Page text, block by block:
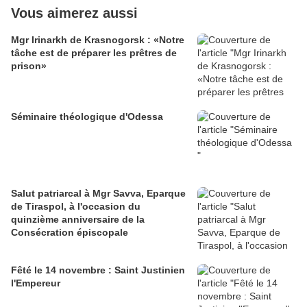
Vous aimerez aussi
Mgr Irinarkh de Krasnogorsk : «Notre
tâche est de préparer les prêtres de
prison»
Séminaire théologique d'Odessa
Salut patriarcal à Mgr Savva, Eparque
de Tiraspol, à l'occasion du
quinzième anniversaire de la
Consécration épiscopale
Fêté le 14 novembre : Saint Justinien
l'Empereur